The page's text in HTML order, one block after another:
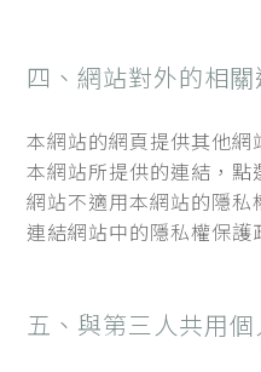
四、網站對外的相關
本網站的網頁提供其他
本網站所提供的連結，
網站不適用本網站的隱
連結網站中的隱私權保護
五、與第三人共用